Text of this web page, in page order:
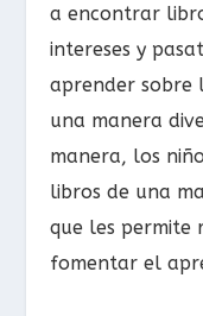
a encontrar
intereses y
aprender sobre
una manera
manera, los
libros de una
que les permite
fomentar el